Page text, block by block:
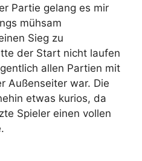
Partie gelang es mir
mühsam
Sieg zu
der Start nicht laufen
allen Partien mit
Außenseiter war. Die
etwas kurios, da
Spieler einen vollen